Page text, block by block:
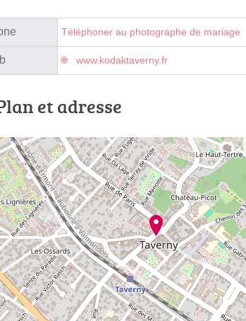
Téléphoner au photographe de mariage
www.kodaktaverny.fr
et adresse